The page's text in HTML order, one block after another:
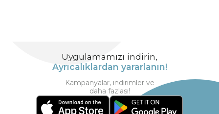
Uygulamamızı indirin,
Ayrıcalıklardan yararlanın!
Kampanyalar, indirimler ve
daha fazlası!